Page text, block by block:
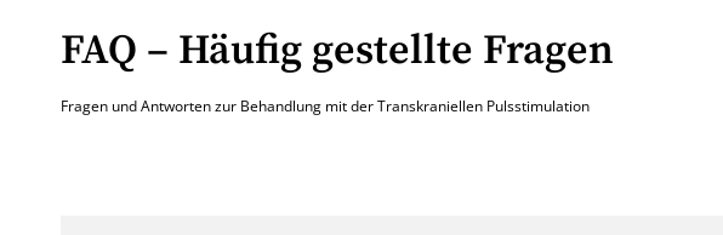
FAQ – Häufig gestellte Fragen
Fragen und Antworten zur Behandlung mit der Transkraniellen Pulsstimulation